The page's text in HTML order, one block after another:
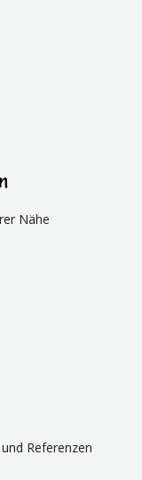
Nähe
Referenzen